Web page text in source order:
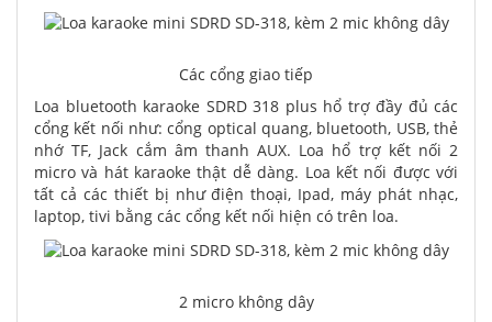
Các cổng giao tiếp
Loa bluetooth karaoke SDRD 318 plus hổ trợ đầy đủ các
cổng kết nối như: cổng optical quang, bluetooth, USB, thẻ
nhớ TF, Jack cắm âm thanh AUX. Loa hổ trợ kết nối 2
micro và hát karaoke thật dễ dàng. Loa kết nối được với
tất cả các thiết bị như điện thoại, Ipad, máy phát nhạc,
laptop, tivi bằng các cổng kết nối hiện có trên loa.
2 micro không dây